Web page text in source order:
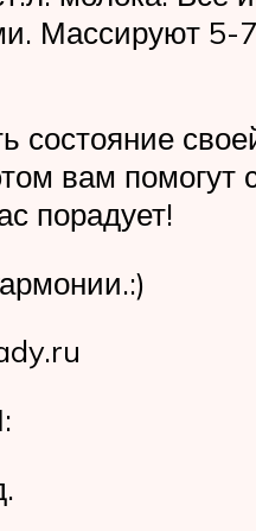
Массируют 5-
состояние
вам
порадует!